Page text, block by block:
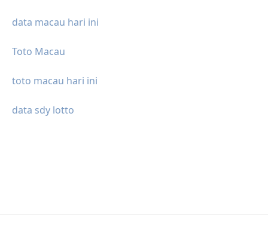
data macau hari ini
Toto Macau
toto macau hari ini
data sdy lotto